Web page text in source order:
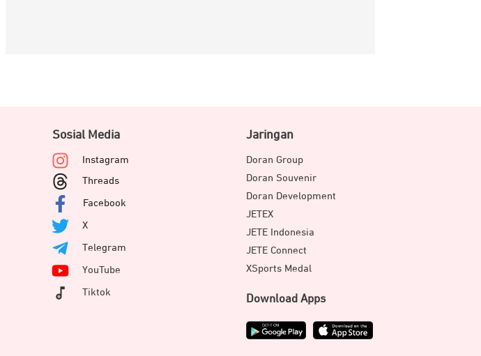
Sosial Media
Instagram
Threads
Facebook
X
Telegram
YouTube
Tiktok
Jaringan
Doran Group
Doran Souvenir
Doran Development
JETEX
JETE Indonesia
JETE Connect
XSports Medal
Download Apps